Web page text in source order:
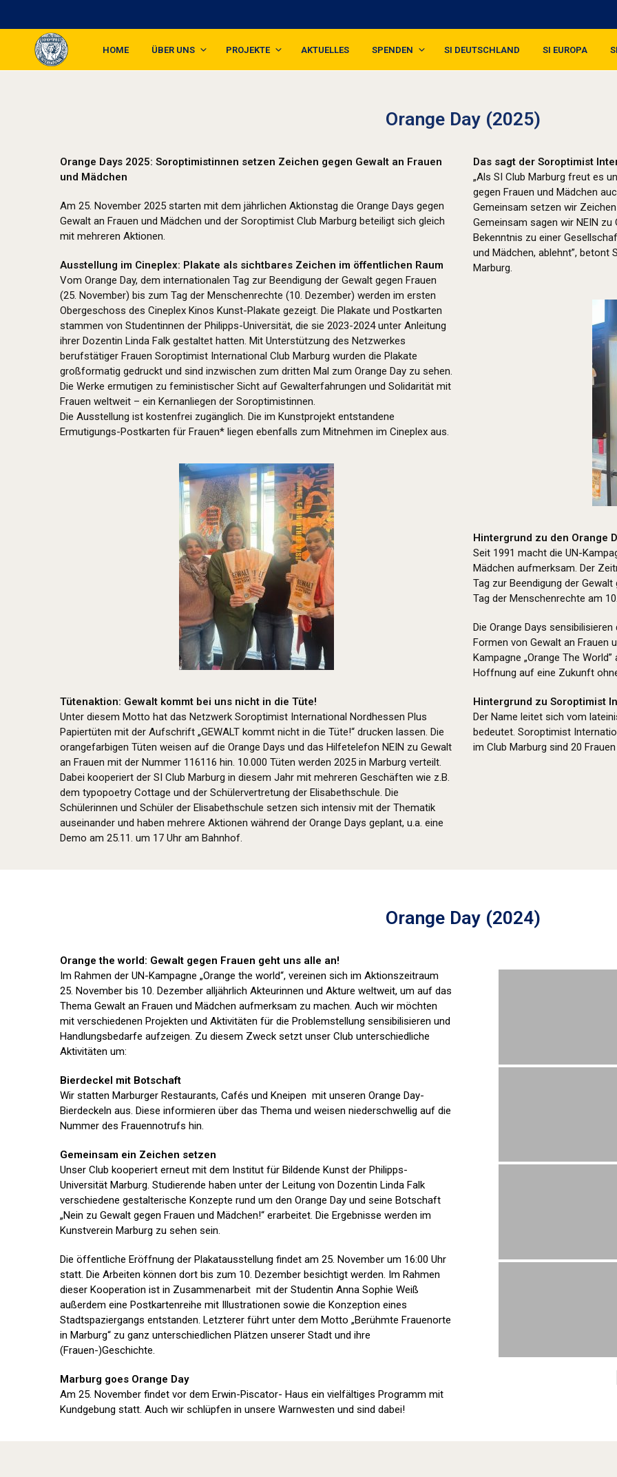
HOME ÜBER UNS PROJEKTE AKTUELLES SPENDEN SI DEUTSCHLAND SI EUROPA
Orange Day (2025)
Orange Days 2025: Soroptimistinnen setzen Zeichen gegen Gewalt an Frauen
und Mädchen
Am 25. November 2025 starten mit dem jährlichen Aktionstag die Orange Days gegen
Gewalt an Frauen und Mädchen und der Soroptimist Club Marburg beteiligt sich gleich
mit mehreren Aktionen.
Ausstellung im Cineplex: Plakate als sichtbares Zeichen im öffentlichen Raum
Vom Orange Day, dem internationalen Tag zur Beendigung der Gewalt gegen Frauen
(25. November) bis zum Tag der Menschenrechte (10. Dezember) werden im ersten
Obergeschoss des Cineplex Kinos Kunst-Plakate gezeigt. Die Plakate und Postkarten
stammen von Studentinnen der Philipps-Universität, die sie 2023-2024 unter Anleitung
ihrer Dozentin Linda Falk gestaltet hatten. Mit Unterstützung des Netzwerkes
berufstätiger Frauen Soroptimist International Club Marburg wurden die Plakate
großformatig gedruckt und sind inzwischen zum dritten Mal zum Orange Day zu sehen.
Die Werke ermutigen zu feministischer Sicht auf Gewalterfahrungen und Solidarität mit
Frauen weltweit – ein Kernanliegen der Soroptimistinnen.
Die Ausstellung ist kostenfrei zugänglich. Die im Kunstprojekt entstandene
Ermutigungs-Postkarten für Frauen* liegen ebenfalls zum Mitnehmen im Cineplex aus.
Tütenaktion: Gewalt kommt bei uns nicht in die Tüte!
Unter diesem Motto hat das Netzwerk Soroptimist International Nordhessen Plus
Papiertüten mit der Aufschrift „GEWALT kommt nicht in die Tüte!“ drucken lassen. Die
orangefarbigen Tüten weisen auf die Orange Days und das Hilfetelefon NEIN zu Gewalt
an Frauen mit der Nummer 116116 hin. 10.000 Tüten werden 2025 in Marburg verteilt.
Dabei kooperiert der SI Club Marburg in diesem Jahr mit mehreren Geschäften wie z.B.
dem typopoetry Cottage und der Schülervertretung der Elisabethschule. Die
Schülerinnen und Schüler der Elisabethschule setzen sich intensiv mit der Thematik
auseinander und haben mehrere Aktionen während der Orange Days geplant, u.a. eine
Demo am 25.11. um 17 Uhr am Bahnhof.
Das sagt der Soroptimist
„Als SI Club Marburg freut es
gegen Frauen und Mädchen
Gemeinsam setzen wir
Gemeinsam sagen wir NEIN zu
Bekenntnis zu einer
und Mädchen, ablehnt”, betont
Marburg.
Hintergrund zu den Orange
Seit 1991 macht die UN-
Mädchen aufmerksam. Der
Tag zur Beendigung der
Tag der Menschenrechte am
Die Orange Days
Formen von Gewalt an Frauen
Kampagne „Orange The
Hoffnung auf eine Zukunft
Hintergrund zu Soroptimist
Der Name leitet sich vom
bedeutet. Soroptimist
im Club Marburg sind 20
Orange Day (2024)
Orange the world: Gewalt gegen Frauen geht uns alle an!
Im Rahmen der UN-Kampagne „Orange the world“, vereinen sich im Aktionszeitraum
25. November bis 10. Dezember alljährlich Akteurinnen und Akture weltweit, um auf das
Thema Gewalt an Frauen und Mädchen aufmerksam zu machen. Auch wir möchten
mit verschiedenen Projekten und Aktivitäten für die Problemstellung sensibilisieren und
Handlungsbedarfe aufzeigen. Zu diesem Zweck setzt unser Club unterschiedliche
Aktivitäten um:
Bierdeckel mit Botschaft
Wir statten Marburger Restaurants, Cafés und Kneipen mit unseren Orange Day-
Bierdeckeln aus. Diese informieren über das Thema und weisen niederschwellig auf die
Nummer des Frauennotrufs hin.
Gemeinsam ein Zeichen setzen
Unser Club kooperiert erneut mit dem Institut für Bildende Kunst der Philipps-
Universität Marburg. Studierende haben unter der Leitung von Dozentin Linda Falk
verschiedene gestalterische Konzepte rund um den Orange Day und seine Botschaft
„Nein zu Gewalt gegen Frauen und Mädchen!“ erarbeitet. Die Ergebnisse werden im
Kunstverein Marburg zu sehen sein.
Die öffentliche Eröffnung der Plakatausstellung findet am 25. November um 16:00 Uhr
statt. Die Arbeiten können dort bis zum 10. Dezember besichtigt werden. Im Rahmen
dieser Kooperation ist in Zusammenarbeit mit der Studentin Anna Sophie Weiß
außerdem eine Postkartenreihe mit Illustrationen sowie die Konzeption eines
Stadtspaziergangs entstanden. Letzterer führt unter dem Motto „Berühmte Frauenorte
in Marburg“ zu ganz unterschiedlichen Plätzen unserer Stadt und ihre
(Frauen-)Geschichte.
Marburg goes Orange Day
Am 25. November findet vor dem Erwin-Piscator- Haus ein vielfältiges Programm mit
Kundgebung statt. Auch wir schlüpfen in unsere Warnwesten und sind dabei!